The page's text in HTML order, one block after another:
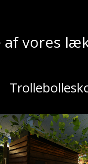
af vores